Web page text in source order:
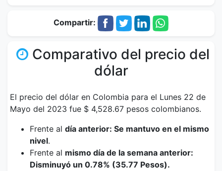
Compartir:
Comparativo del precio del
dólar
El precio del dólar en Colombia para el Lunes 22 de
Mayo del 2023 fue $ 4,528.67 pesos colombianos.
Frente al día anterior: Se mantuvo en el mismo
nivel.
Frente al mismo día de la semana anterior:
Disminuyó un 0.78% (35.77 Pesos).